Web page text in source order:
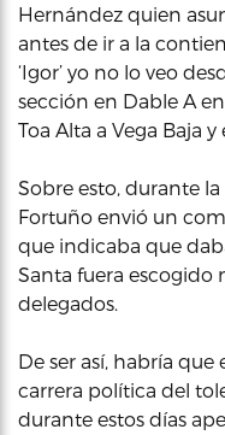
Hernández quien
antes de ir a la
‘Igor’ yo no lo veo
sección en Dable A
Toa Alta a Vega Baja
Sobre esto, durante
Fortuño envió un
que indicaba que
Santa fuera escogido
delegados.
De ser así, habría que
carrera política del
durante estos días